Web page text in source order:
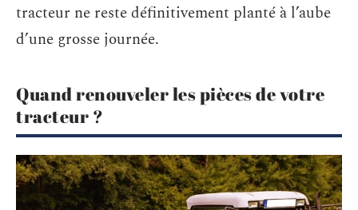
tracteur ne reste définitivement planté à l’aube
d’une grosse journée.
Quand renouveler les pièces de votre
tracteur ?